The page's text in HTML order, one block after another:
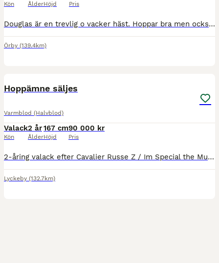
Kön ÅlderHöjd Pris
Douglas är en trevlig o vacker häst. Hoppar bra men också en trevlig häst att rida på marken. Snäll I all hantering. Tävlad 110 hoppning. Står i örby markskommun.
Örby (139.4km)
Hoppämne säljes
Varmblod (Halvblod)
Valack
Kön
2 år
Ålder
167 cm
Höjd
90 000 kr
Pris
2-åring valack efter Cavalier Russe Z / Im Special the Muze. Mäter idag 167-168cm. Mödernet är cirka 170 och som unghäst gått unghästklasser upp till 130cm och startat Falsterbo sedan verkat i avel. ”
Lyckeby (132.7km)